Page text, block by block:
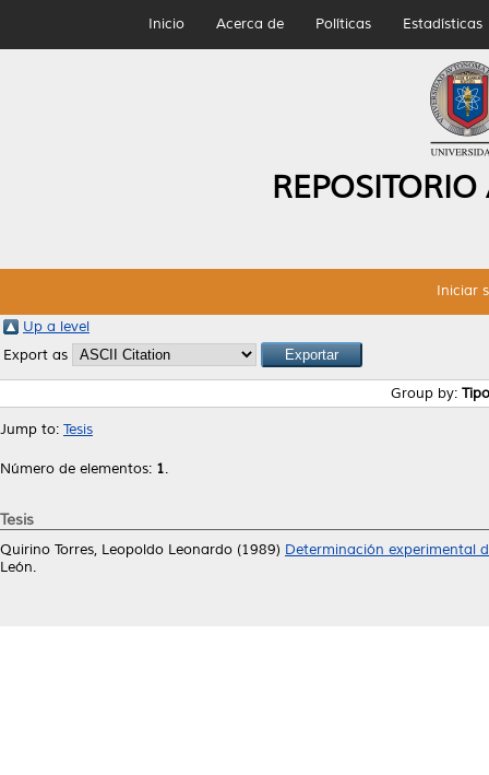
Inicio Acerca de Políticas Estadísticas
Iniciar
Up a level
Export as
Group by:
Jump to: Tesis
Número de elementos: 1.
Tesis
Quirino Torres, Leopoldo Leonardo (1989) Determinación experimental
León.